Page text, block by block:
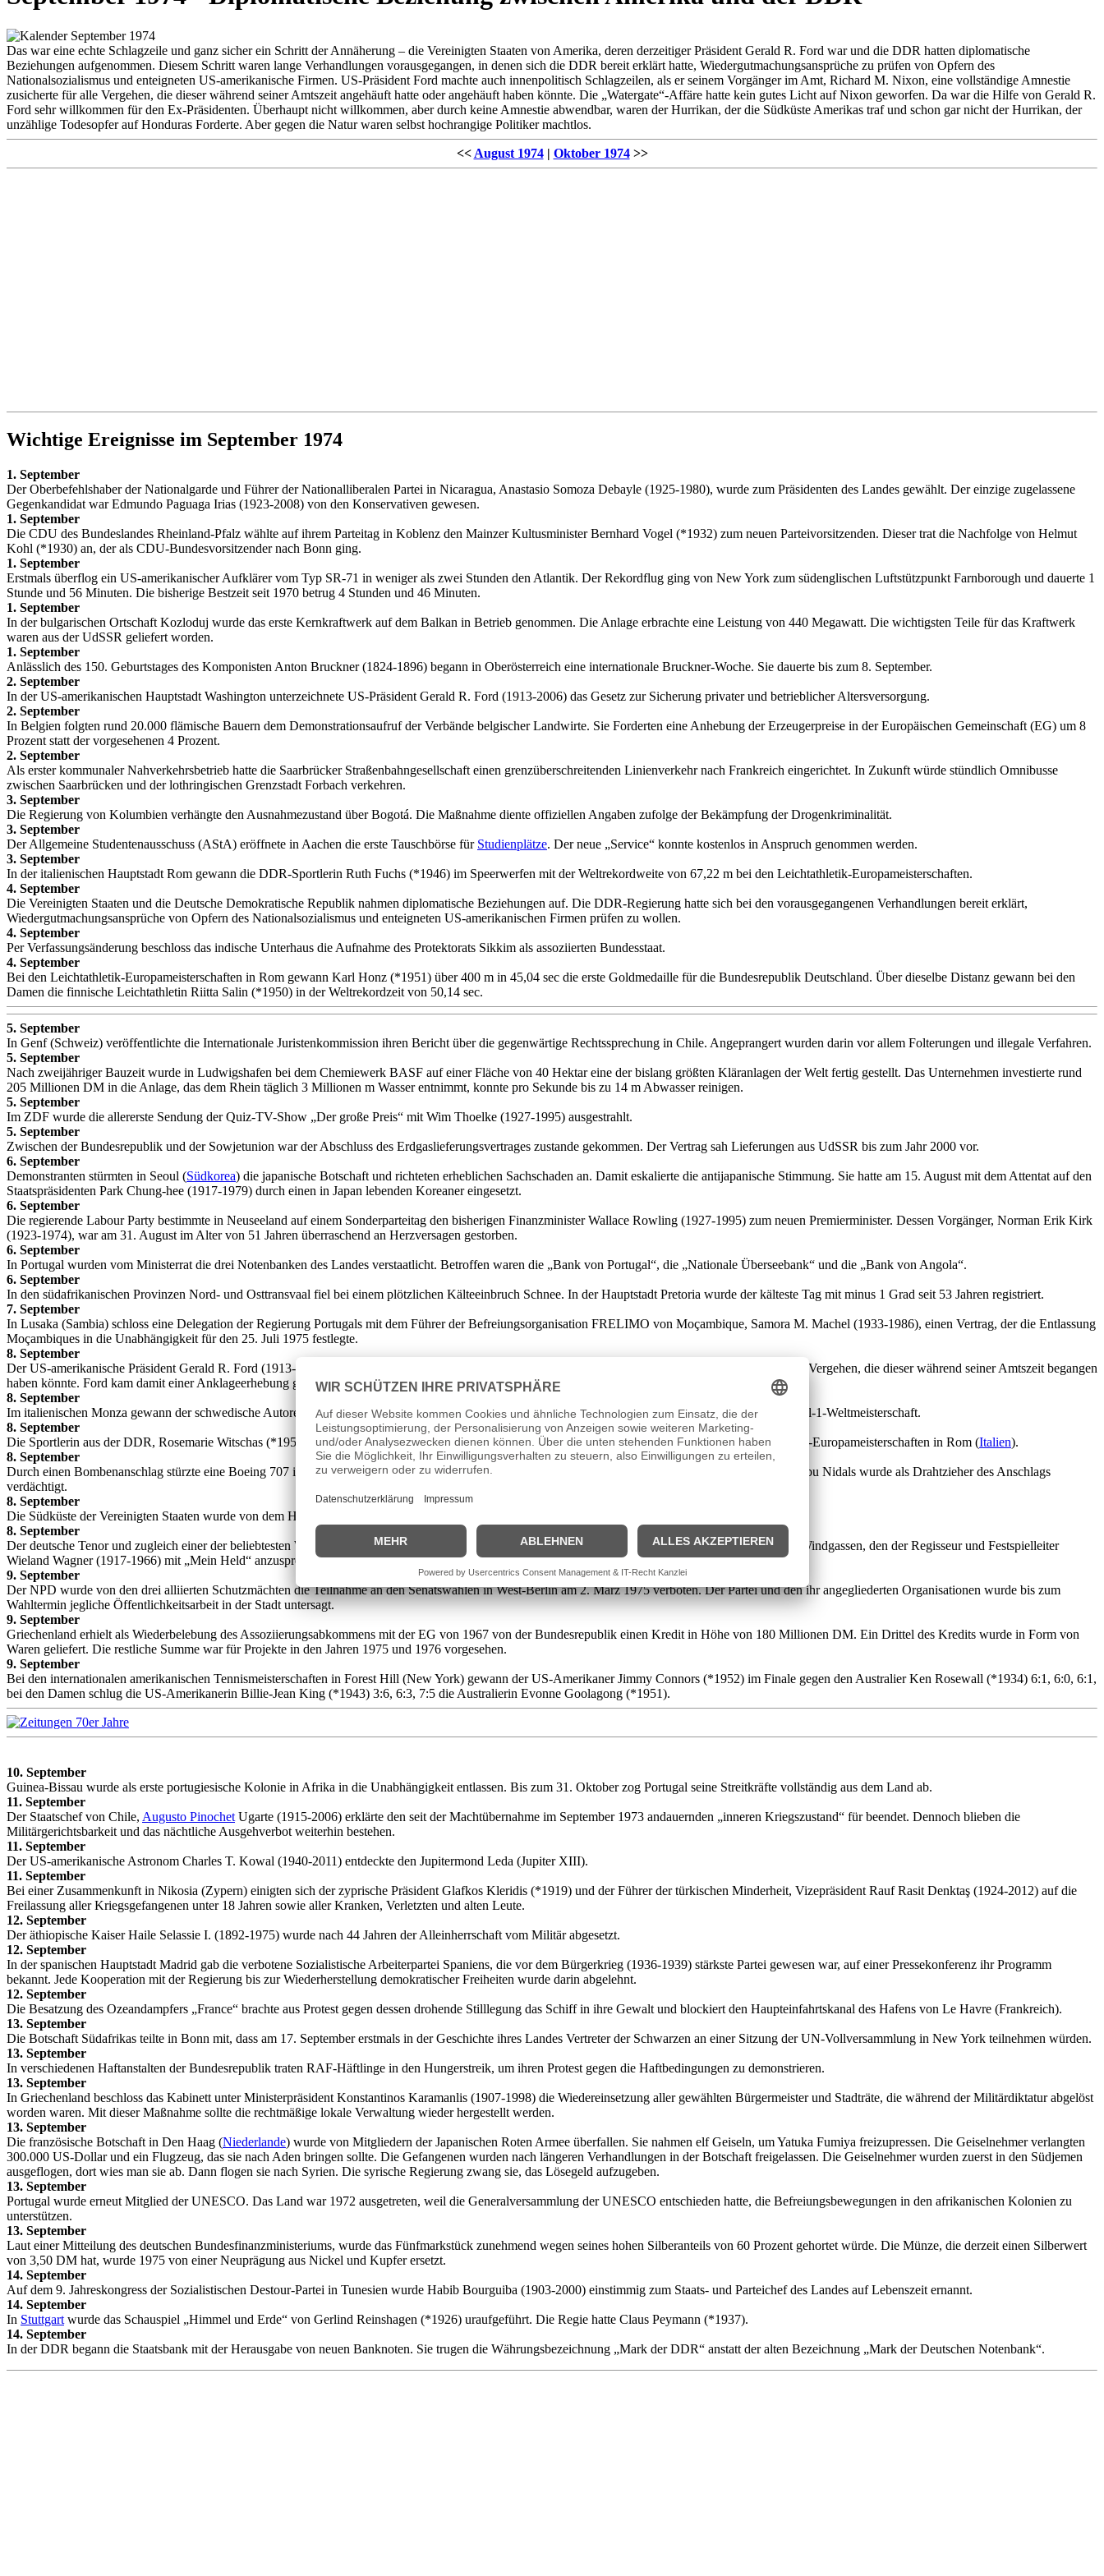
Das war eine echte Schlagzeile und ganz sicher ein Schritt der Annäherung – die Vereinigten Staaten von Amerika, deren derzeitiger Präsident Gerald R. Ford war und die DDR hatten diplomatische
Beziehungen aufgenommen. Diesem Schritt waren lange Verhandlungen vorausgegangen, in denen sich die DDR bereit erklärt hatte, Wiedergutmachungsansprüche zu prüfen von Opfern des
Nationalsozialismus und enteigneten US-amerikanische Firmen. US-Präsident Ford machte auch innenpolitisch Schlagzeilen, als er seinem Vorgänger im Amt, Richard M. Nixon, eine vollständige Amnestie
zusicherte für alle Vergehen, die dieser während seiner Amtszeit angehäuft hatte oder angehäuft haben könnte. Die „Watergate“-Affäre hatte kein gutes Licht auf Nixon geworfen. Da war die Hilfe von Gerald R.
Ford sehr willkommen für den Ex-Präsidenten. Überhaupt nicht willkommen, aber durch keine Amnestie abwendbar, waren der Hurrikan, der die Südküste Amerikas traf und schon gar nicht der Hurrikan, der
unzählige Todesopfer auf Honduras Forderte. Aber gegen die Natur waren selbst hochrangige Politiker machtlos.
<< August 1974| Oktober 1974>>
Wichtige Ereignisse im September 1974
1. September
Der Oberbefehlshaber der Nationalgarde und Führer der Nationalliberalen Partei in Nicaragua, Anastasio Somoza Debayle (1925-1980), wurde zum Präsidenten des Landes gewählt. Der einzige zugelassene
Gegenkandidat war Edmundo Paguaga Irias (1923-2008) von den Konservativen gewesen.
1. September
Die CDU des Bundeslandes Rheinland-Pfalz wählte auf ihrem Parteitag in Koblenz den Mainzer Kultusminister Bernhard Vogel (*1932) zum neuen Parteivorsitzenden. Dieser trat die Nachfolge von Helmut
Kohl (*1930) an, der als CDU-Bundesvorsitzender nach Bonn ging.
1. September
Erstmals überflog ein US-amerikanischer Aufklärer vom Typ SR-71 in weniger als zwei Stunden den Atlantik. Der Rekordflug ging von New York zum südenglischen Luftstützpunkt Farnborough und dauerte 1
Stunde und 56 Minuten. Die bisherige Bestzeit seit 1970 betrug 4 Stunden und 46 Minuten.
1. September
In der bulgarischen Ortschaft Kozloduj wurde das erste Kernkraftwerk auf dem Balkan in Betrieb genommen. Die Anlage erbrachte eine Leistung von 440 Megawatt. Die wichtigsten Teile für das Kraftwerk
waren aus der UdSSR geliefert worden.
1. September
Anlässlich des 150. Geburtstages des Komponisten Anton Bruckner (1824-1896) begann in Oberösterreich eine internationale Bruckner-Woche. Sie dauerte bis zum 8. September.
2. September
In der US-amerikanischen Hauptstadt Washington unterzeichnete US-Präsident Gerald R. Ford (1913-2006) das Gesetz zur Sicherung privater und betrieblicher Altersversorgung.
2. September
In Belgien folgten rund 20.000 flämische Bauern dem Demonstrationsaufruf der Verbände belgischer Landwirte. Sie Forderten eine Anhebung der Erzeugerpreise in der Europäischen Gemeinschaft (EG) um 8
Prozent statt der vorgesehenen 4 Prozent.
2. September
Als erster kommunaler Nahverkehrsbetrieb hatte die Saarbrücker Straßenbahngesellschaft einen grenzüberschreitenden Linienverkehr nach Frankreich eingerichtet. In Zukunft würde stündlich Omnibusse
zwischen Saarbrücken und der lothringischen Grenzstadt Forbach verkehren.
3. September
Die Regierung von Kolumbien verhängte den Ausnahmezustand über Bogotá. Die Maßnahme diente offiziellen Angaben zufolge der Bekämpfung der Drogenkriminalität.
3. September
Der Allgemeine Studentenausschuss (AStA) eröffnete in Aachen die erste Tauschbörse für Studienplätze. Der neue „Service“ konnte kostenlos in Anspruch genommen werden.
3. September
In der italienischen Hauptstadt Rom gewann die DDR-Sportlerin Ruth Fuchs (*1946) im Speerwerfen mit der Weltrekordweite von 67,22 m bei den Leichtathletik-Europameisterschaften.
4. September
Die Vereinigten Staaten und die Deutsche Demokratische Republik nahmen diplomatische Beziehungen auf. Die DDR-Regierung hatte sich bei den vorausgegangenen Verhandlungen bereit erklärt,
Wiedergutmachungsansprüche von Opfern des Nationalsozialismus und enteigneten US-amerikanischen Firmen prüfen zu wollen.
4. September
Per Verfassungsänderung beschloss das indische Unterhaus die Aufnahme des Protektorats Sikkim als assoziierten Bundesstaat.
4. September
Bei den Leichtathletik-Europameisterschaften in Rom gewann Karl Honz (*1951) über 400 m in 45,04 sec die erste Goldmedaille für die Bundesrepublik Deutschland. Über dieselbe Distanz gewann bei den
Damen die finnische Leichtathletin Riitta Salin (*1950) in der Weltrekordzeit von 50,14 sec.
5. September
In Genf (Schweiz) veröffentlichte die Internationale Juristenkommission ihren Bericht über die gegenwärtige Rechtssprechung in Chile. Angeprangert wurden darin vor allem Folterungen und illegale Verfahren.
5. September
Nach zweijähriger Bauzeit wurde in Ludwigshafen bei dem Chemiewerk BASF auf einer Fläche von 40 Hektar eine der bislang größten Kläranlagen der Welt fertig gestellt. Das Unternehmen investierte rund
205 Millionen DM in die Anlage, das dem Rhein täglich 3 Millionen m Wasser entnimmt, konnte pro Sekunde bis zu 14 m Abwasser reinigen.
5. September
Im ZDF wurde die allererste Sendung der Quiz-TV-Show „Der große Preis“ mit Wim Thoelke (1927-1995) ausgestrahlt.
5. September
Zwischen der Bundesrepublik und der Sowjetunion war der Abschluss des Erdgaslieferungsvertrages zustande gekommen. Der Vertrag sah Lieferungen aus UdSSR bis zum Jahr 2000 vor.
6. September
Demonstranten stürmten in Seoul (Südkorea) die japanische Botschaft und richteten erheblichen Sachschaden an. Damit eskalierte die antijapanische Stimmung. Sie hatte am 15. August mit dem Attentat auf den
Staatspräsidenten Park Chung-hee (1917-1979) durch einen in Japan lebenden Koreaner eingesetzt.
6. September
Die regierende Labour Party bestimmte in Neuseeland auf einem Sonderparteitag den bisherigen Finanzminister Wallace Rowling (1927-1995) zum neuen Premierminister. Dessen Vorgänger, Norman Erik Kirk
(1923-1974), war am 31. August im Alter von 51 Jahren überraschend an Herzversagen gestorben.
6. September
In Portugal wurden vom Ministerrat die drei Notenbanken des Landes verstaatlicht. Betroffen waren die „Bank von Portugal“, die „Nationale Überseebank“ und die „Bank von Angola“.
6. September
In den südafrikanischen Provinzen Nord- und Osttransvaal fiel bei einem plötzlichen Kälteeinbruch Schnee. In der Hauptstadt Pretoria wurde der kälteste Tag mit minus 1 Grad seit 53 Jahren registriert.
7. September
In Lusaka (Sambia) schloss eine Delegation der Regierung Portugals mit dem Führer der Befreiungsorganisation FRELIMO von Moçambique, Samora M. Machel (1933-1986), einen Vertrag, der die Entlassung
Moçambiques in die Unabhängigkeit für den 25. Juli 1975 festlegte.
8. September
Der US-amerikanische Präsident Gerald R. Ford (1913-2006) gestand seinem Vorgänger Richard M. Nixon (1913-1994) vollständige Amnestie zu für alle Vergehen, die dieser während seiner Amtszeit begangen
haben könnte. Ford kam damit einer Anklageerhebung gegen Nixon zuvor, die im Zusammenhang mit der „
8. September
Im italienischen Monza gewann der schwedische Autorennfahrer Ronnie Peterson (1944-1978) auf einem Lotus den Großen Preis von Italien in der Formel-1-Weltmeisterschaft.
8. September
Die Sportlerin aus der DDR, Rosemarie Witschas (*1952), gewann den Hochsprungwettbewerb mit der Weltrekordhöhe von 1,95 m bei den Leichtathletik-Europameisterschaften in Rom (Italien).
8. September
Durch einen Bombenanschlag stürzte eine Boeing 707 in das Ionische Meer. Bei dem Unglück kamen 88 Menschen ums Leben. Die Terrororganisation Abu Nidals wurde als Drahtzieher des Anschlags
verdächtigt.
8. September
Die Südküste der Vereinigten Staaten wurde von dem Hurrikan „Carmen“ getroffen.
8. September
Der deutsche Tenor und zugleich einer der beliebtesten Wagner-Tenöre der zweiten Hälfte des 20. Jahrhunderts, Wolfgang Windgassen starb in Stuttgart. Windgassen, den der Regisseur und Festspielleiter
Wieland Wagner (1917-1966) mit „Mein Held“ anzusprechen pflegte, war am 26. Juni 1914 in Annemasse (Frankreich) geboren worden.
9. September
Der NPD wurde von den drei alliierten Schutzmächten die Teilnahme an den Senatswahlen in West-Berlin am 2. März 1975 verboten. Der Partei und den ihr angegliederten Organisationen wurde bis zum
Wahltermin jegliche Öffentlichkeitsarbeit in der Stadt untersagt.
9. September
Griechenland erhielt als Wiederbelebung des Assoziierungsabkommens mit der EG von 1967 von der Bundesrepublik einen Kredit in Höhe von 180 Millionen DM. Ein Drittel des Kredits wurde in Form von
Waren geliefert. Die restliche Summe war für Projekte in den Jahren 1975 und 1976 vorgesehen.
9. September
Bei den internationalen amerikanischen Tennismeisterschaften in Forest Hill (New York) gewann der US-Amerikaner Jimmy Connors (*1952) im Finale gegen den Australier Ken Rosewall (*1934) 6:1, 6:0, 6:1,
bei den Damen schlug die US-Amerikanerin Billie-Jean King (*1943) 3:6, 6:3, 7:5 die Australierin Evonne Goolagong (*1951).
10. September
Guinea-Bissau wurde als erste portugiesische Kolonie in Afrika in die Unabhängigkeit entlassen. Bis zum 31. Oktober zog Portugal seine Streitkräfte vollständig aus dem Land ab.
11. September
Der Staatschef von Chile, Augusto Pinochet Ugarte (1915-2006) erklärte den seit der Machtübernahme im September 1973 andauernden „inneren Kriegszustand“ für beendet. Dennoch blieben die
Militärgerichtsbarkeit und das nächtliche Ausgehverbot weiterhin bestehen.
11. September
Der US-amerikanische Astronom Charles T. Kowal (1940-2011) entdeckte den Jupitermond Leda (Jupiter XIII).
11. September
Bei einer Zusammenkunft in Nikosia (Zypern) einigten sich der zyprische Präsident Glafkos Kleridis (*1919) und der Führer der türkischen Minderheit, Vizepräsident Rauf Rasit Denktaş (1924-2012) auf die
Freilassung aller Kriegsgefangenen unter 18 Jahren sowie aller Kranken, Verletzten und alten Leute.
12. September
Der äthiopische Kaiser Haile Selassie I. (1892-1975) wurde nach 44 Jahren der Alleinherrschaft vom Militär abgesetzt.
12. September
In der spanischen Hauptstadt Madrid gab die verbotene Sozialistische Arbeiterpartei Spaniens, die vor dem Bürgerkrieg (1936-1939) stärkste Partei gewesen war, auf einer Pressekonferenz ihr Programm
bekannt. Jede Kooperation mit der Regierung bis zur Wiederherstellung demokratischer Freiheiten wurde darin abgelehnt.
12. September
Die Besatzung des Ozeandampfers „France“ brachte aus Protest gegen dessen drohende Stilllegung das Schiff in ihre Gewalt und blockiert den Haupteinfahrtskanal des Hafens von Le Havre (Frankreich).
13. September
Die Botschaft Südafrikas teilte in Bonn mit, dass am 17. September erstmals in der Geschichte ihres Landes Vertreter der Schwarzen an einer Sitzung der UN-Vollversammlung in New York teilnehmen würden.
13. September
In verschiedenen Haftanstalten der Bundesrepublik traten RAF-Häftlinge in den Hungerstreik, um ihren Protest gegen die Haftbedingungen zu demonstrieren.
13. September
In Griechenland beschloss das Kabinett unter Ministerpräsident Konstantinos Karamanlis (1907-1998) die Wiedereinsetzung aller gewählten Bürgermeister und Stadträte, die während der Militärdiktatur abgelöst
worden waren. Mit dieser Maßnahme sollte die rechtmäßige lokale Verwaltung wieder hergestellt werden.
13. September
Die französische Botschaft in Den Haag (Niederlande) wurde von Mitgliedern der Japanischen Roten Armee überfallen. Sie nahmen elf Geiseln, um Yatuka Fumiya freizupressen. Die Geiselnehmer verlangten
300.000 US-Dollar und ein Flugzeug, das sie nach Aden bringen sollte. Die Gefangenen wurden nach längeren Verhandlungen in der Botschaft freigelassen. Die Geiselnehmer wurden zuerst in den Südjemen
ausgeflogen, dort wies man sie ab. Dann flogen sie nach Syrien. Die syrische Regierung zwang sie, das Lösegeld aufzugeben.
13. September
Portugal wurde erneut Mitglied der UNESCO. Das Land war 1972 ausgetreten, weil die Generalversammlung der UNESCO entschieden hatte, die Befreiungsbewegungen in den afrikanischen Kolonien zu
unterstützen.
13. September
Laut einer Mitteilung des deutschen Bundesfinanzministeriums, wurde das Fünfmarkstück zunehmend wegen seines hohen Silberanteils von 60 Prozent gehortet würde. Die Münze, die derzeit einen Silberwert
von 3,50 DM hat, wurde 1975 von einer Neuprägung aus Nickel und Kupfer ersetzt.
14. September
Auf dem 9. Jahreskongress der Sozialistischen Destour-Partei in Tunesien wurde Habib Bourguiba (1903-2000) einstimmig zum Staats- und Parteichef des Landes auf Lebenszeit ernannt.
14. September
In Stuttgart wurde das Schauspiel „Himmel und Erde“ von Gerlind Reinshagen (*1926) uraufgeführt. Die Regie hatte Claus Peymann (*1937).
14. September
In der DDR begann die Staatsbank mit der Herausgabe von neuen Banknoten. Sie trugen die Währungsbezeichnung „Mark der DDR“ anstatt der alten Bezeichnung „Mark der Deutschen Notenbank“.